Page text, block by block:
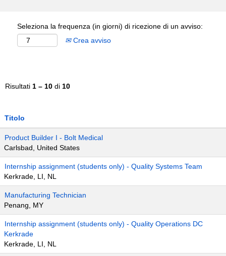
Seleziona la frequenza (in giorni) di ricezione di un avviso:
Crea avviso
Risultati 1 – 10 di 10
Titolo
Product Builder I - Bolt Medical
Carlsbad, United States
Internship assignment (students only) - Quality Systems Team
Kerkrade, LI, NL
Manufacturing Technician
Penang, MY
Internship assignment (students only) - Quality Operations DC
Kerkrade
Kerkrade, LI, NL